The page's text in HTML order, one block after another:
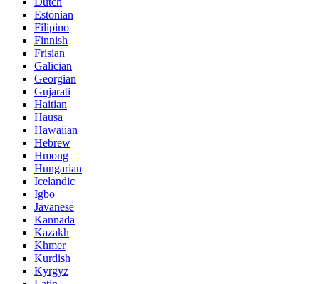
Estonian
Filipino
Finnish
Frisian
Galician
Georgian
Gujarati
Haitian
Hausa
Hawaiian
Hebrew
Hmong
Hungarian
Icelandic
Igbo
Javanese
Kannada
Kazakh
Khmer
Kurdish
Kyrgyz